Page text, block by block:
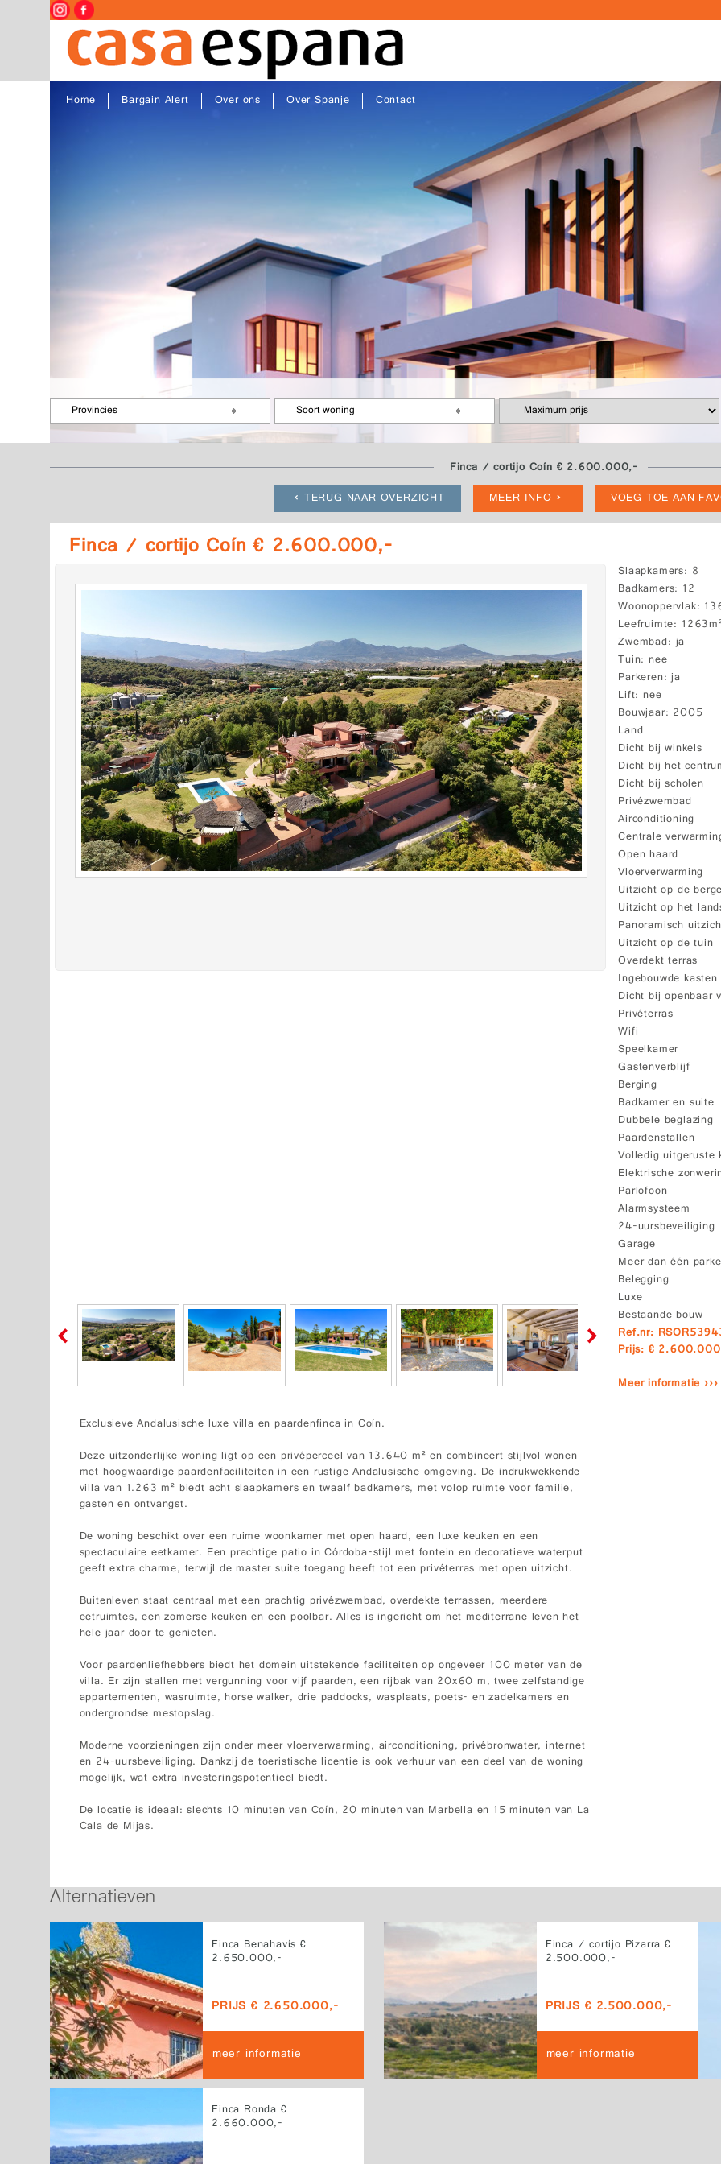
Home Bargain Alert Over ons Over Spanje Contact
Provincies Soort woning
Finca / cortijo Coín € 2.600.000,-
TERUG NAAR OVERZICHT
MEER INFO VOEG TOE AAN
Finca / cortijo Coín € 2.600.000,-
Slaapkamers 8
Badkamers 12
Woonoppervlak
Leefruimte
Zwembad ja
Tuin nee
Parkeren ja
Lift nee
Bouwjaar 2005
Land
Dicht bij winkels
Dicht bij het
Dicht bij scholen
Privézwembad
Airconditioning
Centrale
Open haard
Vloerverwarming
Uitzicht op de
Uitzicht op het
Panoramisch
Uitzicht op de tuin
Overdekt terras
Ingebouwde kasten
Dicht bij openbaar
Privéterras
Wifi
Speelkamer
Gastenverblijf
Berging
Badkamer en suite
Dubbele beglazing
Paardenstallen
Volledig uitgeruste
Elektrische
Parlofoon
Alarmsysteem
24-uursbeveiliging
Garage
Meer dan één
Belegging
Luxe
Bestaande bouw
Ref.nr:
Prijs: €
Meer informatie ›››
Exclusieve Andalusische luxe villa en paardenfinca in Coín.
Deze uitzonderlijke woning ligt op een privéperceel van 13.640 m² en combineert stijlvol wonen
met hoogwaardige paardenfaciliteiten in een rustige Andalusische omgeving. De indrukwekkende
villa van 1.263 m² biedt acht slaapkamers en twaalf badkamers, met volop ruimte voor familie,
gasten en ontvangst.
De woning beschikt over een ruime woonkamer met open haard, een luxe keuken en een
spectaculaire eetkamer. Een prachtige patio in Córdoba-stijl met fontein en decoratieve waterput
geeft extra charme, terwijl de master suite toegang heeft tot een privéterras met open uitzicht.
Buitenleven staat centraal met een prachtig privézwembad, overdekte terrassen, meerdere
eetruimtes, een zomerse keuken en een poolbar. Alles is ingericht om het mediterrane leven het
hele jaar door te genieten.
Voor paardenliefhebbers biedt het domein uitstekende faciliteiten op ongeveer 100 meter van de
villa. Er zijn stallen met vergunning voor vijf paarden, een rijbak van 20x60 m, twee zelfstandige
appartementen, wasruimte, horse walker, drie paddocks, wasplaats, poets- en zadelkamers en
ondergrondse mestopslag.
Moderne voorzieningen zijn onder meer vloerverwarming, airconditioning, privébronwater, internet
en 24-uursbeveiliging. Dankzij de toeristische licentie is ook verhuur van een deel van de woning
mogelijk, wat extra investeringspotentieel biedt.
De locatie is ideaal: slechts 10 minuten van Coín, 20 minuten van Marbella en 15 minuten van La
Cala de Mijas.
Alternatieven
Finca Benahavís €
2.650.000,-
PRIJS € 2.650.000,-
meer informatie
Finca / cortijo Pizarra €
2.500.000,-
PRIJS € 2.500.000,-
meer informatie
Finca Ronda €
2.660.000,-